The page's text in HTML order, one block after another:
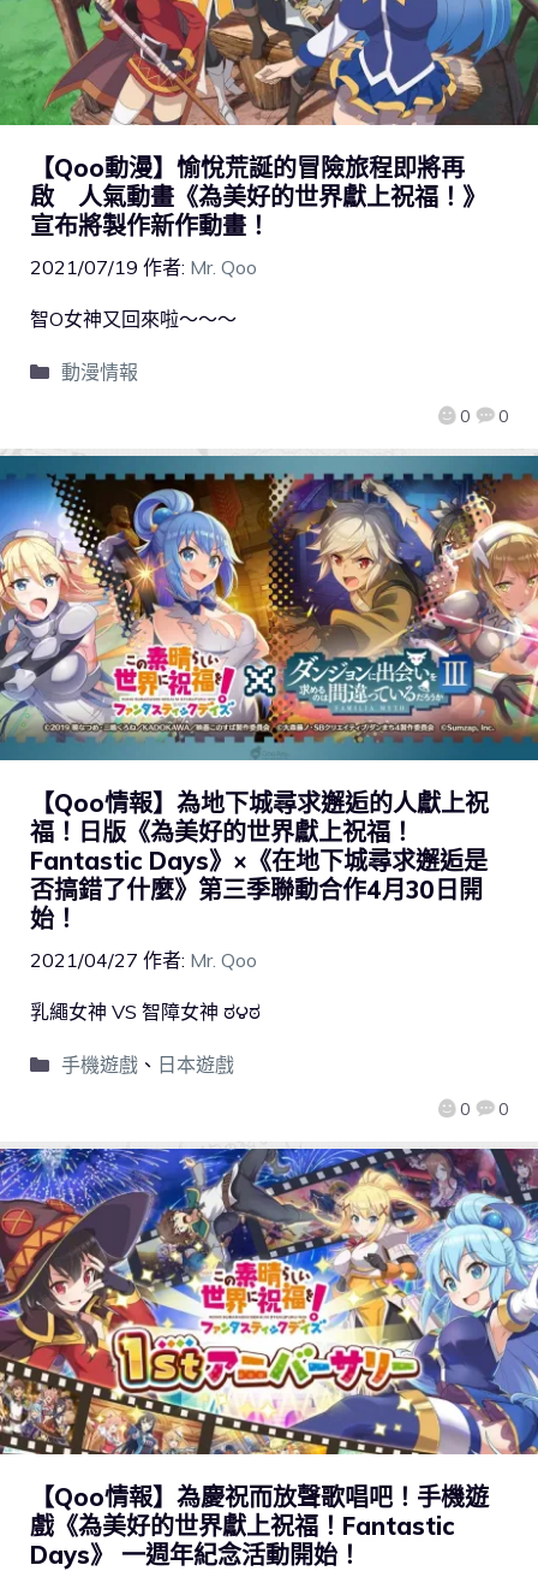
【Qoo動漫】愉悅荒誕的冒險旅程即將再
啟 人氣動畫《為美好的世界獻上祝福！》
宣布將製作新作動畫！
2021/07/19 作者: Mr. Qoo
0 0
智O女神又回來啦～～～
動漫情報
【Qoo情報】為地下城尋求邂逅的人獻上祝
福！日版《為美好的世界獻上祝福！
Fantastic Days》×《在地下城尋求邂逅是
否搞錯了什麼》第三季聯動合作4月30日開
始！
2021/04/27 作者: Mr. Qoo
0 0
乳繩女神 VS 智障女神 ಠ౪ಠ
手機遊戲、 日本遊戲
【Qoo情報】為慶祝而放聲歌唱吧！手機遊
戲《為美好的世界獻上祝福！Fantastic
Days》 一週年紀念活動開始！